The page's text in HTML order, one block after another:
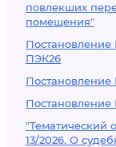
повлекших
помещения"
Постановление
ПЭК26
"Тематический
13/2026. О